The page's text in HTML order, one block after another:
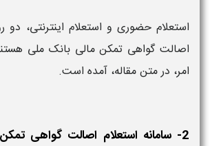
استعلام حضوری و استعلام اینترنتی، دو
اصالت گواهی تمکن مالی بانک ملی
امر، در متن مقاله، آمده است.
2- سامانه استعلام اصالت گواهی